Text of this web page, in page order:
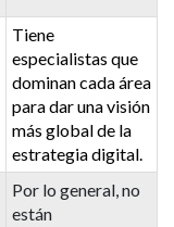
Tiene
especialistas que
dominan cada área
para dar una visión
más global de la
estrategia digital.
Por lo general, no
están